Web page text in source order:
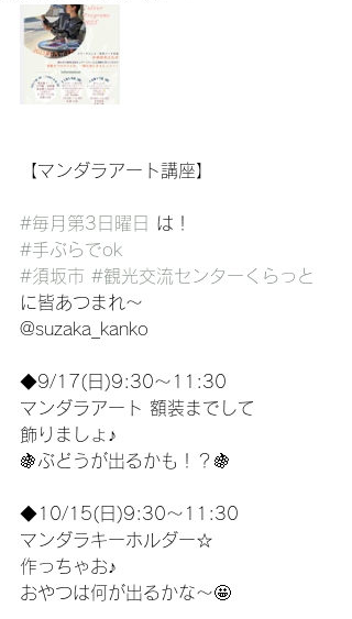
【マンダラアート講座】
#毎月第3日曜日
は！
#手ぶらでok
#須坂市 #観光交流センターくらっと
に皆あつまれ〜
@suzaka_kanko
◆9/17(日)9:30〜11:30
マンダラアート 額装までして
飾りましょ♪
🍇ぶどうが出るかも！？🍇
◆10/15(日)9:30〜11:30
マンダラキーホルダー☆
作っちゃお♪
おやつは何が出るかな〜🤩